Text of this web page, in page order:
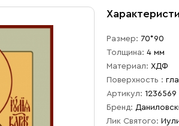
Размер: 70*90
Толщина: 4 мм
Материал: ХДФ
Поверхность :
Артикул: 1236569
Бренд:
Лик Святого: